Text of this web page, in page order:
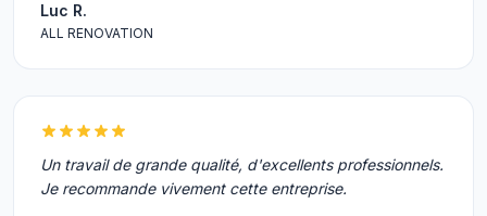
Luc R.
ALL RENOVATION
Un travail de grande qualité, d'excellents professionnels.
Je recommande vivement cette entreprise.